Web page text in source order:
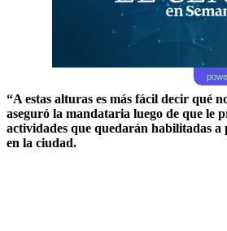
“A estas alturas es más fácil decir qué
aseguró la mandataria luego de que le
actividades que quedarán habilitadas a
en la ciudad.